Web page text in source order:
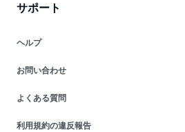
サポート
ヘルプ
お問い合わせ
よくある質問
利用規約の違反報告